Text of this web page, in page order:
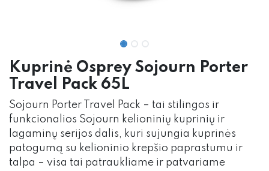
Kuprinė Osprey Sojourn Porter
Travel Pack 65L
Sojourn Porter Travel Pack – tai stilingos ir
funkcionalios Sojourn kelioninių kuprinių ir
lagaminų serijos dalis, kuri sujungia kuprinės
patogumą su kelioninio krepšio paprastumu ir
talpa – visa tai patraukliame ir patvariame